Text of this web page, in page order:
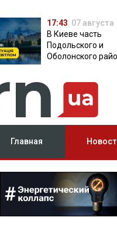
17:43 07 августа
В Киеве часть
Подольского и
Оболонского
Главная